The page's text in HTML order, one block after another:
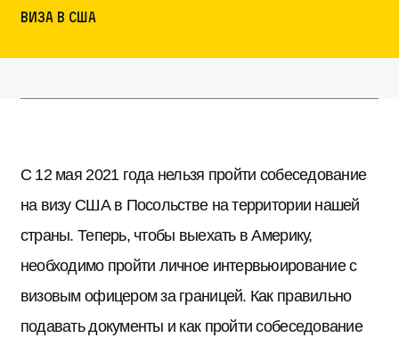
Виза в США
С 12 мая 2021 года нельзя пройти собеседование
на визу США в Посольстве на территории нашей
страны. Теперь, чтобы выехать в Америку,
необходимо пройти личное интервьюирование с
визовым офицером за границей. Как правильно
подавать документы и как пройти собеседование